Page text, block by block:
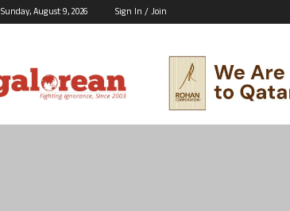
Sunday, August 9, 2026 Sign In / Join